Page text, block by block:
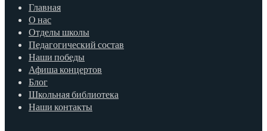
Главная
О нас
Отделы школы
Педагогический состав
Наши победы
Афиша концертов
Блог
Школьная библиотека
Наши контакты